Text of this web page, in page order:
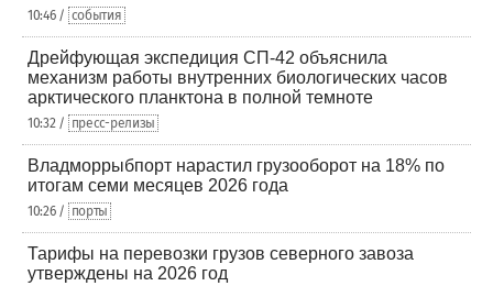
10:46 / события
Дрейфующая экспедиция СП-42 объяснила
механизм работы внутренних биологических часов
арктического планктона в полной темноте
10:32 / пресс-релизы
Владморрыбпорт нарастил грузооборот на 18% по
итогам семи месяцев 2026 года
10:26 / порты
Тарифы на перевозки грузов северного завоза
утверждены на 2026 год